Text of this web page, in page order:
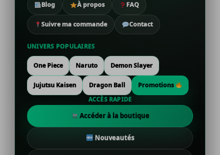
Blog À propos FAQ
Suivre ma commande Contact
UNIVERS POPULAIRES
One Piece Naruto Demon Slayer
Jujutsu Kaisen Dragon Ball
Promotions
ACCÈS RAPIDE
Accéder à la boutique
Nouveautés